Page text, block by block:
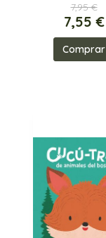
7,95 €
7,55 €
Comprar